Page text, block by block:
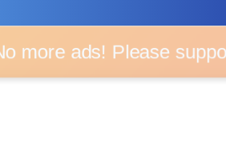
ads! Please